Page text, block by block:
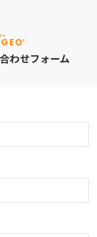
わせフォーム